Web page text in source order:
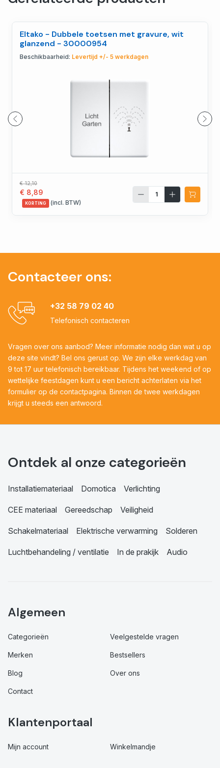
Eltako - Dubbele toetsen met gravure, wit
glanzend - 30000954
Beschikbaarheid: Levertijd +/- 5 werkdagen
€ 12,10
€ 8,89
KORTING (incl. BTW)
Contacteer ons:
+32 58 79 02 40
Telefonisch contacteren
Vragen over ons aanbod? Meer informatie nodig dan wat u op
deze site vindt? Bel ons gerust op. We zijn elke werkdag van
9 tot 17 uur telefonisch bereikbaar. Tijdens het weekend of op
wettelijke feestdagen kunt u een bericht achterlaten via het
formulier op de contactpagina. Binnen de twee werkdagen
krijgt u steeds een antwoord.
Ontdek al onze categorieën
Installatiemateriaal Domotica Verlichting
CEE materiaal Gereedschap Veiligheid
Schakelmateriaal Elektrische verwarming Solderen
Luchtbehandeling / ventilatie In de prakijk Audio
Algemeen
Categorieën Veelgestelde vragen
Merken Bestsellers
Blog Over ons
Contact
Klantenportaal
Mijn account Winkelmandje